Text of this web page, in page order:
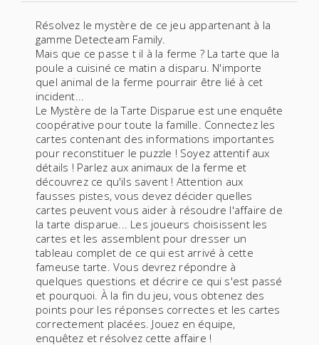
Résolvez le mystère de ce jeu appartenant à la
gamme Detecteam Family.
Mais que ce passe t il à la ferme ? La tarte que la
poule a cuisiné ce matin a disparu. N'importe
quel animal de la ferme pourrair être lié à cet
incident...
Le Mystère de la Tarte Disparue est une enquête
coopérative pour toute la famille. Connectez les
cartes contenant des informations importantes
pour reconstituer le puzzle ! Soyez attentif aux
détails ! Parlez aux animaux de la ferme et
découvrez ce qu'ils savent ! Attention aux
fausses pistes, vous devez décider quelles
cartes peuvent vous aider à résoudre l'affaire de
la tarte disparue... Les joueurs choisissent les
cartes et les assemblent pour dresser un
tableau complet de ce qui est arrivé à cette
fameuse tarte. Vous devrez répondre à
quelques questions et décrire ce qui s'est passé
et pourquoi. À la fin du jeu, vous obtenez des
points pour les réponses correctes et les cartes
correctement placées. Jouez en équipe,
enquêtez et résolvez cette affaire !